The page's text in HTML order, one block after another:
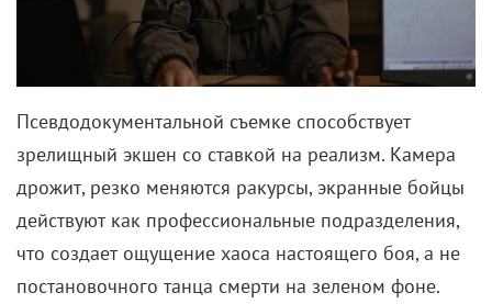
Псевдодокументальной съемке способствует
зрелищный экшен со ставкой на реализм. Камера
дрожит, резко меняются ракурсы, экранные бойцы
действуют как профессиональные подразделения,
что создает ощущение хаоса настоящего боя, а не
постановочного танца смерти на зеленом фоне.